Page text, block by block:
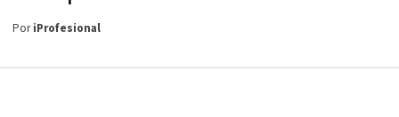
PoriProfesional